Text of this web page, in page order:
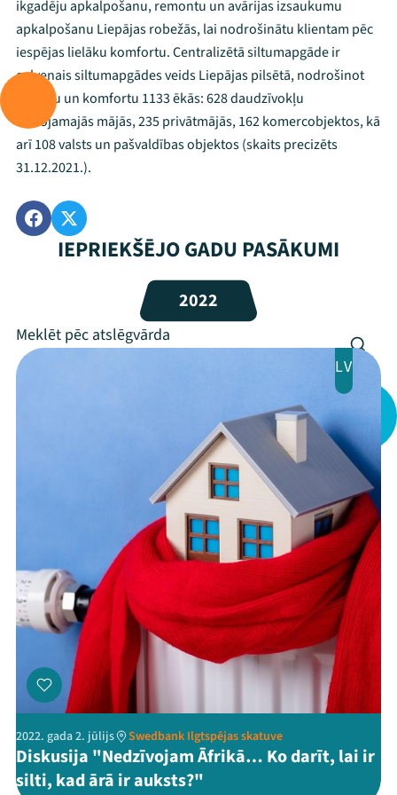
Mana programma
Festivāls
Viņi bija LAMPĀ 2026
Jaunumi
Ziedo
ThreadsFacebookYoutube
X Instagram
Flick TikTok
ikgadēju apkalpošanu, remontu un avārijas izsaukumu
apkalpošanu Liepājas robežās, lai nodrošinātu klientam pēc
iespējas lielāku komfortu. Centralizētā siltumapgāde ir
galvenais siltumapgādes veids Liepājas pilsētā, nodrošinot
siltumu un komfortu 1133 ēkās: 628 daudzīvokļu
dzīvojamajās mājās, 235 privātmājās, 162 komercobjektos, kā
arī 108 valsts un pašvaldības objektos (skaits precizēts
31.12.2021.).
IEPRIEKŠĒJO GADU PASĀKUMI
2022
LV
2022. gada 2. jūlijs Swedbank Ilgtspējas skatuve
Diskusija "Nedzīvojam Āfrikā… Ko darīt, lai ir
silti, kad ārā ir auksts?"